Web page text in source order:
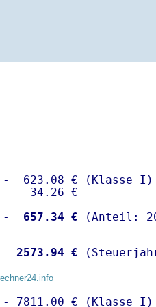
623.08 € (Klasse I)
-   34.26 €
-
  657.34 €
2573.94 €
€ (Klasse I)